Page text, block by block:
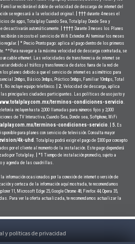
recibirán el doble de velocidad de descarga de internet del
se regresará a la velocidad original.
| ††† durante 4 meses el
de apps, Totalplay Cuando Sea, Totalplay Donde Sea y
desactivarán automáticamente.
| †††† Durante 3 meses los Planes
sin costo el servicio de Wifi Extender. Al terminar los meses
regular.
| * Precio Pronto pago: aplica al pago dentro de los primeros
**Para navegar a la máxima velocidad de descarga contratada, se
cable ethernet. Las velocidades de transferencia de internet se
debido al tráfico y transferencia de datos fuera de la red de
planes debido a que el servicio de internet es asimétrico: para
2mbps, Básico 3mbps, Práctico 5mbps, Familiar 10mbps, Total
| 1. No incluye equipo telefónico. | 2. Velocidad de descarga, aplica
principales ciudades participantes. Las políticas de uso justo y
terminos-condiciones-servicio.
incluyen hasta 2,000 llamadas para números fijos y 2,000
de TV Interactiva, Cuando Sea, Donde sea, Softphone, WiFi
terminos-condiciones-servicio. | 5. Es
para planes con servicio de televisión. Consulta mayor
4k-uhd . Totalplay podrá exigir el pago de $300 por concepto
por el cliente al momento de la instalación. Este pago dependerá
por Totalplay.
| *1 Tiempo de instalación promedio, sujeto a
y agenda de las cuadrillas.
información ocasionados por la conexión de internet o versión de
y certeza de la información aquí mostrada, te recomendamos
11, Microsoft Edge 25, Google Chrome 48, Firefox 44, Opera 35,
Para ver la oferta actualizada, te recomendamos actualizar la
y políticas de privacidad